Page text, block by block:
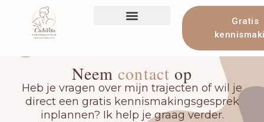
Gratis
Neemcontact op
Heb je vragen over mijn trajecten of wil je
direct een gratis kennismakingsgesprek
inplannen? Ik help je graag verder.